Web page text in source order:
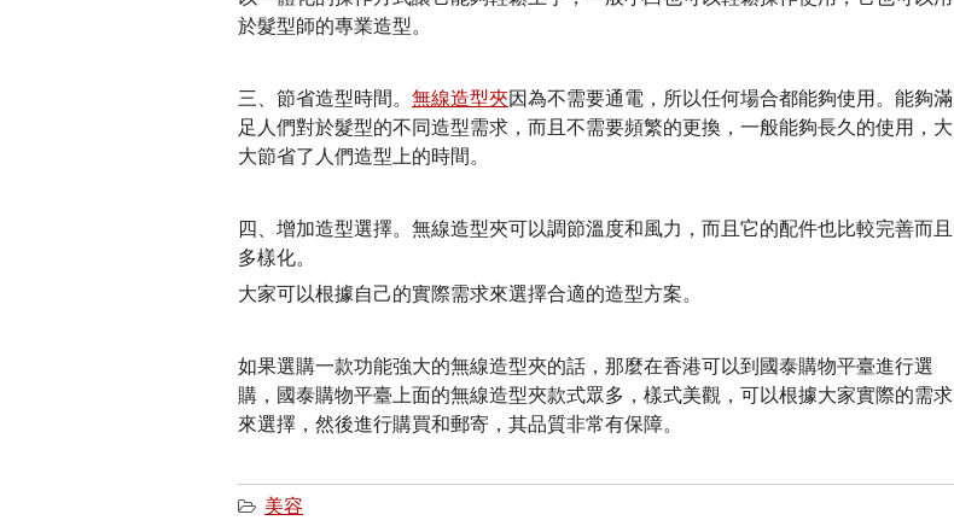
於髮型師的專業造型。
三、節省造型時間。 無線造型夾因為不需要通電，所以任何場合都能夠使用。能夠滿
足人們對於髮型的不同造型需求，而且不需要頻繁的更換，一般能夠長久的使用，大
大節省了人們造型上的時間。
四、增加造型選擇。無線造型夾可以調節溫度和風力，而且它的配件也比較完善而且
多樣化。
大家可以根據自己的實際需求來選擇合適的造型方案。
如果選購一款功能強大的無線造型夾的話，那麼在香港可以到國泰購物平臺進行選
購，國泰購物平臺上面的無線造型夾款式眾多，樣式美觀，可以根據大家實際的需求
來選擇，然後進行購買和郵寄，其品質非常有保障。
美容